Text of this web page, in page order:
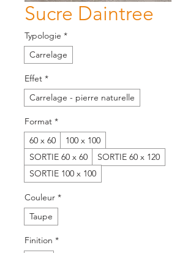
Sucre Daintree
Typologie *
Carrelage
Effet *
Carrelage - pierre naturelle
Format *
60 x 60
100 x 100
SORTIE 60 x 60
SORTIE 60 x 120
SORTIE 100 x 100
Couleur *
Taupe
Finition *